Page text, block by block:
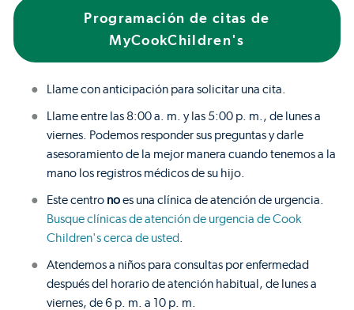
Programación de citas de
MyCookChildren's
Llame con anticipación para solicitar una cita.
Llame entre las 8:00 a. m. y las 5:00 p. m., de lunes a
viernes. Podemos responder sus preguntas y darle
asesoramiento de la mejor manera cuando tenemos a la
mano los registros médicos de su hijo.
Este centro noes una clínica de atención de urgencia.
Busque clínicas de atención de urgencia de Cook
Children's cerca de usted
Atendemos a niños para consultas por enfermedad
después del horario de atención habitual, de lunes a
viernes, de 6 p. m. a 10 p. m.